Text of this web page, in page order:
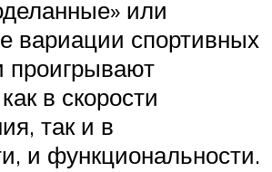
или
вариации спортивных
проигрывают
в скорости
так и в
и функциональности.